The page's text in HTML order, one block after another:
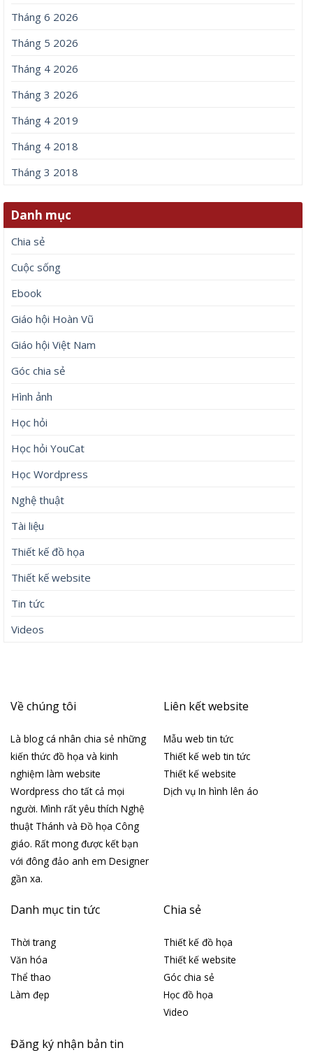
Tháng 6 2026
Tháng 5 2026
Tháng 4 2026
Tháng 3 2026
Tháng 4 2019
Tháng 4 2018
Tháng 3 2018
Danh mục
Chia sẻ
Cuộc sống
Ebook
Giáo hội Hoàn Vũ
Giáo hội Việt Nam
Góc chia sẻ
Hình ảnh
Học hỏi
Học hỏi YouCat
Học Wordpress
Nghệ thuật
Tài liệu
Thiết kế đồ họa
Thiết kế website
Tin tức
Videos
Về chúng tôi
Là blog cá nhân chia sẻ những
kiến thức đồ họa và kinh
nghiệm làm website
Wordpress cho tất cả mọi
người. Mình rất yêu thích Nghệ
thuật Thánh và Đồ họa Công
giáo. Rất mong được kết bạn
với đông đảo anh em Designer
gần xa.
Liên kết website
Mẫu web tin tức
Thiết kế web tin tức
Thiết kế website
Dịch vụ In hình lên áo
Danh mục tin tức
Thời trang
Văn hóa
Thể thao
Làm đẹp
Chia sẻ
Thiết kế đồ họa
Thiết kế website
Góc chia sẻ
Học đồ họa
Video
Đăng ký nhận bản tin